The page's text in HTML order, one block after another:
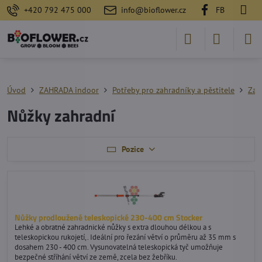
+420 792 475 000 info@bioflower.cz FB
Úvod ZAHRADA indoor Potřeby pro zahradníky a pěstitele
Nůžky zahradní
Pozice
Nůžky prodloužené teleskopické 230-400 cm Stocker
Lehké a obratné zahradnické nůžky s extra dlouhou délkou a s
teleskopickou rukojetí,. Ideální pro řezání větví o průměru až 35 mm s
dosahem 230 - 400 cm. Vysunovatelná teleskopická tyč umožňuje
bezpečné stříhání větví ze země, zcela bez žebříku.